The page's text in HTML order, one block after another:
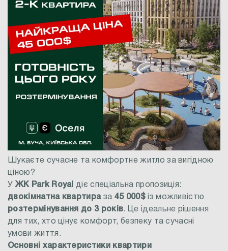
Шукаєте сучасне та комфортне житло за вигідною
ціною?
УЖК Park Royal діє спеціальна пропозиція:
двокімнатна квартираза 45 000$із можливістю
розтермінування до 3 років. Це ідеальне рішення
для тих, хто цінує комфорт, безпеку та сучасні
умови життя.
Основні характеристики квартири